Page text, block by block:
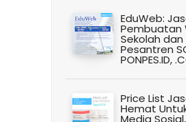
EduWeb:
Pembuatan
Sekolah dan
Pesantren
PONPES.ID,
Price List
Hemat
Media